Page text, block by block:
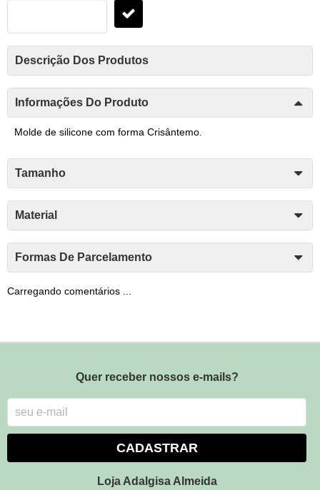
Descrição Dos Produtos
Informações Do Produto
Molde de silicone com forma Crisântemo.
Tamanho
Material
Formas De Parcelamento
Carregando comentários ...
Quer receber nossos e-mails?
CADASTRAR
Loja Adalgisa Almeida